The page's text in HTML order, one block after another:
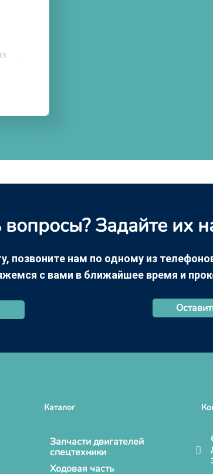
вопросы? Задайте их
позвоните нам по одному из
с вами в ближайшее время и
Каталог
Запчасти двигателей
спецтехники
Ходовая часть